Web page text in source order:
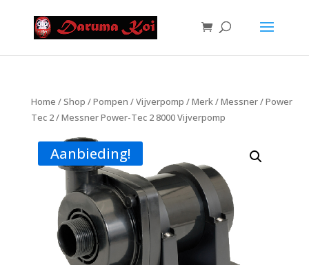
Home /Shop /Pompen /Vijverpomp /Merk/Messner/Power
Tec 2/ Messner Power-Tec 2 8000 Vijverpomp
Aanbieding!